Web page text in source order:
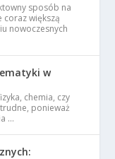
sposób na
coraz większą
nowoczesnych
w
chemia, czy
ponieważ
…